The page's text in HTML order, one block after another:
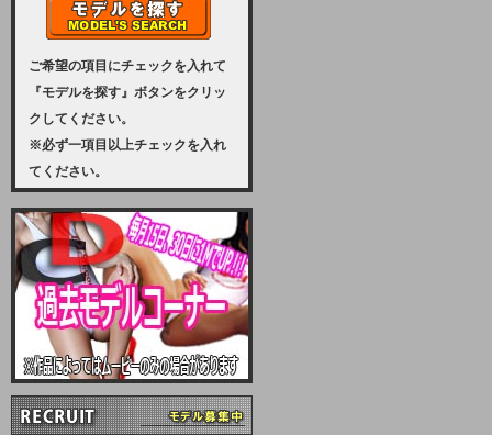
2023-08-31 (木)
【サーバーメンテナンス実施のお知
らせ】
2023年 9月10日（日曜日）午前8：
サーバーメンテナンスを実施いたし
ます。その為、アクセスはできませ
ますが、ご理解の程を宜しくお願い
致します。
2022-09-01 (木)
【サーバーメンテナンスのお知ら
せ】
9月10日（土曜日）AM6：00から
AM8：00（予定）サーバーメンテ
ナンスを致します。ご迷惑をおかけ
ご希望の項目にチェックを入れて
『モデルを探す』ボタンをクリッ
クしてください。
※必ず一項目以上チェックを入れ
てください。